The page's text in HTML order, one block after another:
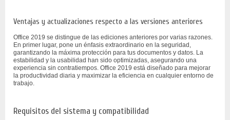
Ventajas y actualizaciones respecto a las versiones anteriores
Office 2019 se distingue de las ediciones anteriores por varias razones.
En primer lugar, pone un énfasis extraordinario en la seguridad,
garantizando la máxima protección para tus documentos y datos. La
estabilidad y la usabilidad han sido optimizadas, asegurando una
experiencia sin contratiempos. Office 2019 está diseñado para mejorar
la productividad diaria y maximizar la eficiencia en cualquier entorno de
trabajo.
Requisitos del sistema y compatibilidad